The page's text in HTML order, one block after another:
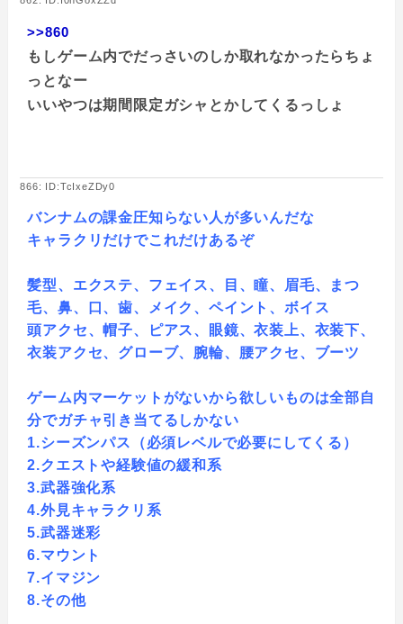
>>860
もしゲーム内でだっさいのしか取れなかったらちょ
っとなー
いいやつは期間限定ガシャとかしてくるっしょ
866: ID:TcIxeZDy0
バンナムの課金圧知らない人が多いんだな
キャラクリだけでこれだけあるぞ
髪型、エクステ、フェイス、目、瞳、眉毛、まつ
毛、鼻、口、歯、メイク、ペイント、ボイス
頭アクセ、帽子、ピアス、眼鏡、衣装上、衣装下、
衣装アクセ、グローブ、腕輪、腰アクセ、ブーツ
ゲーム内マーケットがないから欲しいものは全部自
分でガチャ引き当てるしかない
1.シーズンパス（必須レベルで必要にしてくる）
2.クエストや経験値の緩和系
3.武器強化系
4.外見キャラクリ系
5.武器迷彩
6.マウント
7.イマジン
8.その他